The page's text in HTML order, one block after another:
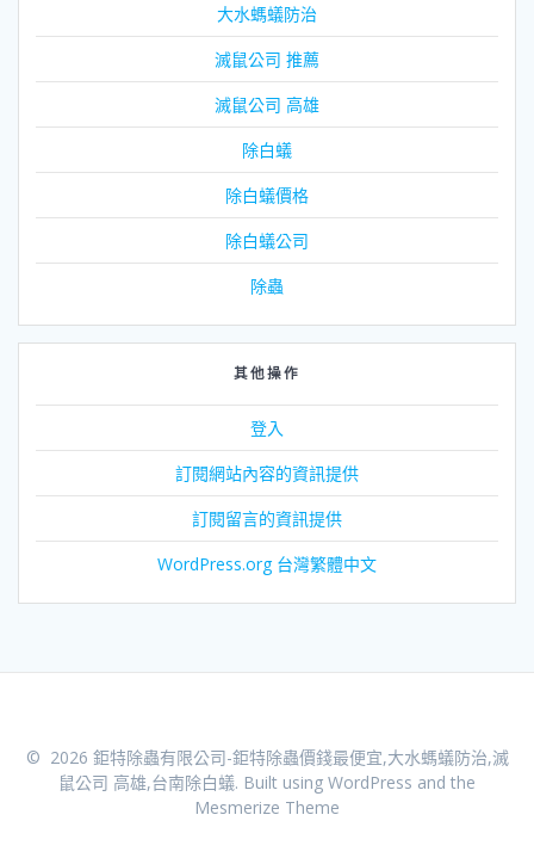
大水螞蟻防治
滅鼠公司 推薦
滅鼠公司 高雄
除白蟻
除白蟻價格
除白蟻公司
除蟲
其他操作
登入
訂閱網站內容的資訊提供
訂閱留言的資訊提供
WordPress.org 台灣繁體中文
© 2026 鉅特除蟲有限公司-鉅特除蟲價錢最便宜,大水螞蟻防治,滅
鼠公司 高雄,台南除白蟻. Built using WordPress and the
Mesmerize Theme